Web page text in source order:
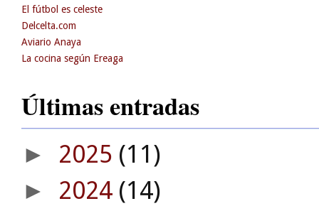
El fútbol es celeste
Delcelta.com
Aviario Anaya
La cocina según Ereaga
Últimas entradas
► 2025 (11)
► 2024 (14)